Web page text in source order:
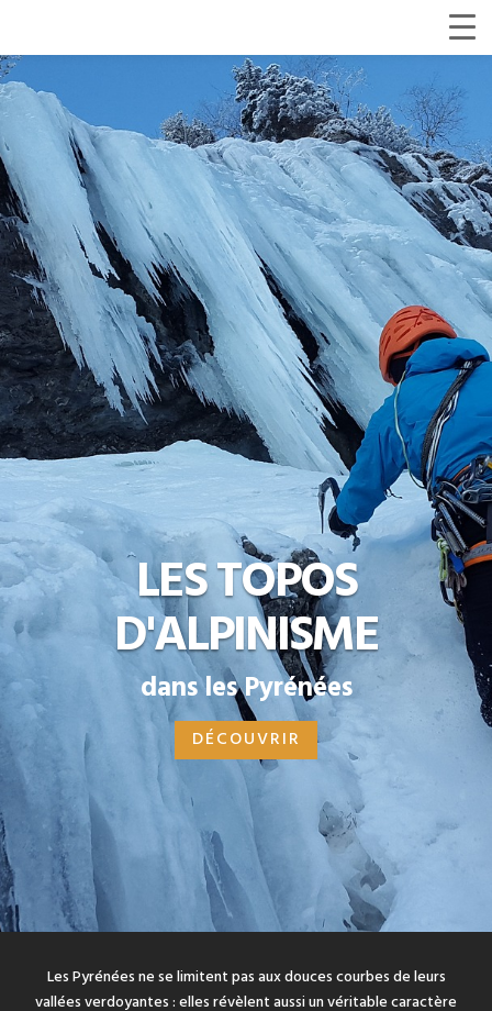
LES TOPOS
D'ALPINISME
dans les Pyrénées
DÉCOUVRIR
Les Pyrénées ne se limitent pas aux douces courbes de leurs
vallées verdoyantes : elles révèlent aussi un véritable caractère